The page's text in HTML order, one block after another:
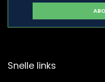
Snelle links